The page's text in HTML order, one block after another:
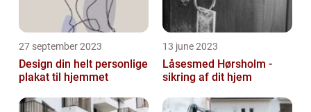
27 september 2023
Design din helt personlige
plakat til hjemmet
13 june 2023
Låsesmed Hørsholm -
sikring af dit hjem